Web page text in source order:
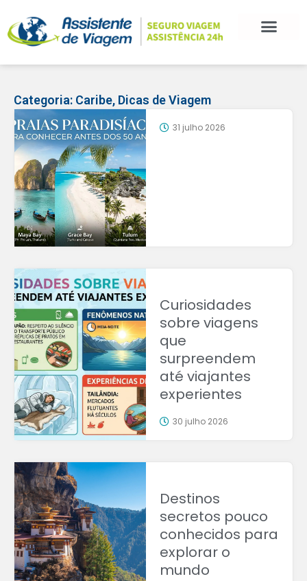
Categoria: Caribe, Dicas de Viagem
31 julho 2026
Curiosidades
sobre viagens
que
surpreendem
até viajantes
experientes
30 julho 2026
Destinos
secretos pouco
conhecidos para
explorar o
mundo